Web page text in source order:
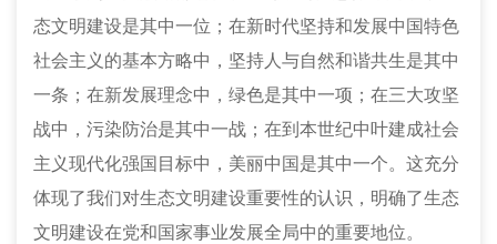
态文明建设是其中一位；在新时代坚持和发展中国特色
社会主义的基本方略中，坚持人与自然和谐共生是其中
一条；在新发展理念中，绿色是其中一项；在三大攻坚
战中，污染防治是其中一战；在到本世纪中叶建成社会
主义现代化强国目标中，美丽中国是其中一个。这充分
体现了我们对生态文明建设重要性的认识，明确了生态
文明建设在党和国家事业发展全局中的重要地位。